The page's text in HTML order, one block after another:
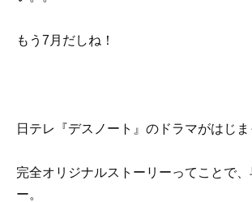
もう7月だしね！
日テレ『デスノート』のドラマがはじま
完全オリジナルストーリーってことで
ー。